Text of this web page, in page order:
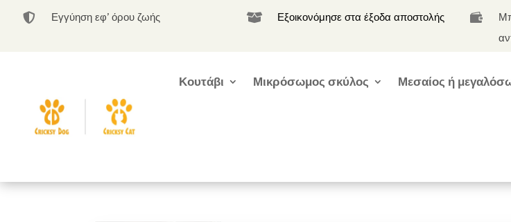
 Εγγύηση εφ’ όρου ζωής  Εξοικονόμησε στα έξοδα αποστολής 
Κουτάβι Μικρόσωμος σκύλος Μεσαίος ή